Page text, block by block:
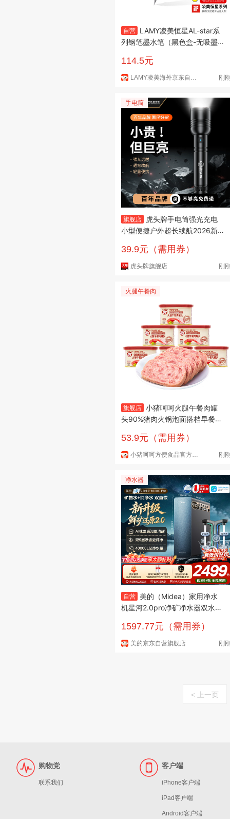
自营
LAMY凌美恒星AL-star系
列钢笔墨水笔（黑色盒-无吸墨
114.5元
LAMY凌美海外京东自营旗舰店 刚
手电筒
旗舰店
虎头牌手电筒强光充电
小型便捷户外超长续航2026新
39.9元（需用券）
虎头牌旗舰店 刚
火腿午餐肉
旗舰店 小猪呵呵火腿午餐肉罐
头90%猪肉火锅泡面搭档早餐三
90%猪肉
53.9元（需用券）
小猪呵呵方便食品官方旗舰店 刚
净水器
自营
美的（Midea）家用净水
机星河2.0pro净矿净水器双水直
杀菌反渗透厨下式净饮升级系列
1597.77元（需用券）
美的京东自营旗舰店 刚
< 上一页
购物党
联系我们
客户端
iPhone客户端
iPad客户端
Android客户端